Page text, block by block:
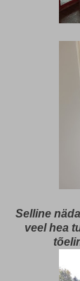
Selline
veel hea